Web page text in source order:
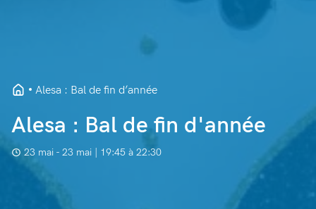
Alesa : Bal de fin d'année
Alesa : Bal de fin d’année
23 mai - 23 mai | 19:45 à 22:30